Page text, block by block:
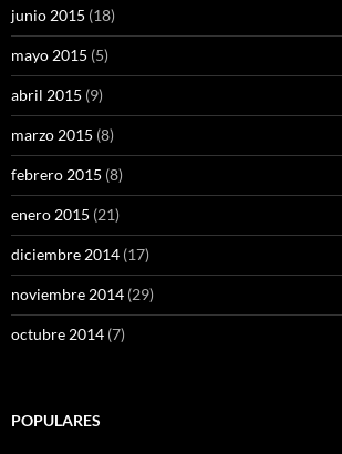
junio 2015 (18)
mayo 2015 (5)
abril 2015 (9)
marzo 2015 (8)
febrero 2015 (8)
enero 2015 (21)
diciembre 2014 (17)
noviembre 2014 (29)
octubre 2014 (7)
POPULARES